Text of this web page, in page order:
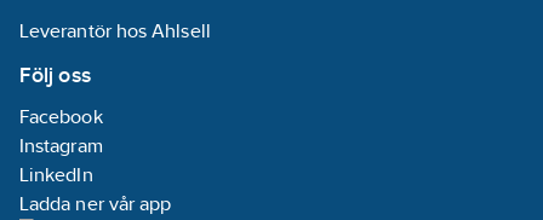
Leverantör hos Ahlsell
Följ oss
Facebook
Instagram
LinkedIn
Ladda ner vår app